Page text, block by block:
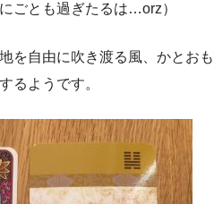
ごとも過ぎたるは…orz）
を自由に吹き渡る風、かとおも
るようです。